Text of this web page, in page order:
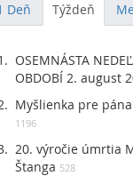
Deň Týždeň
OSEMNÁSTA
OBDOBÍ 2. august
Myšlienka pre
1196
20. výročie úmrtia
Štanga 528